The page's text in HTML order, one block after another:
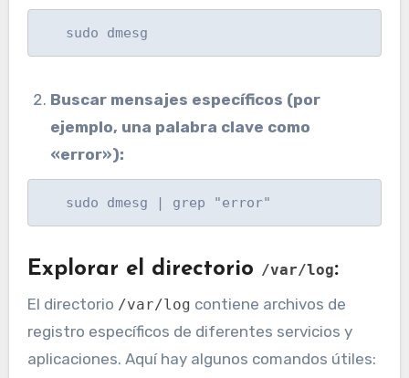
   sudo dmesg
Buscar mensajes específicos (por
ejemplo, una palabra clave como
«error»):
   sudo dmesg | grep "error"
Explorar el directorio /var/log:
El directorio /var/log contiene archivos de
registro específicos de diferentes servicios y
aplicaciones. Aquí hay algunos comandos útiles: